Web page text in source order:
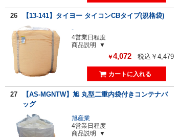
26 【13-141】タイヨー タイコンCBタイプ(規格袋)
-
4営業日程度
商品説明
￥4,072 税込￥4,479
27
【AS-MGNTW】旭 丸型二重内袋付きコンテナバ
ッグ
旭産業
4営業日程度
商品説明